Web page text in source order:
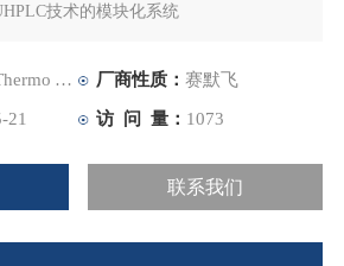
技术的模块化系统
高效液相色谱仪 厂商性质： 赛默飞
21 访 问 量： 1073
联系我们